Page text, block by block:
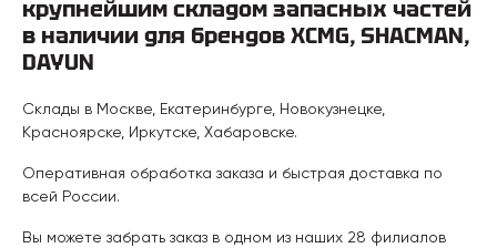
крупнейшим складом запасных частей
в наличии для брендов XCMG, SHACMAN,
DAYUN
Склады в Москве, Екатеринбурге, Новокузнецке,
Красноярске, Иркутске, Хабаровске.
Оперативная обработка заказа и быстрая доставка по
всей России.
Вы можете забрать заказ в одном из наших 28 филиалов